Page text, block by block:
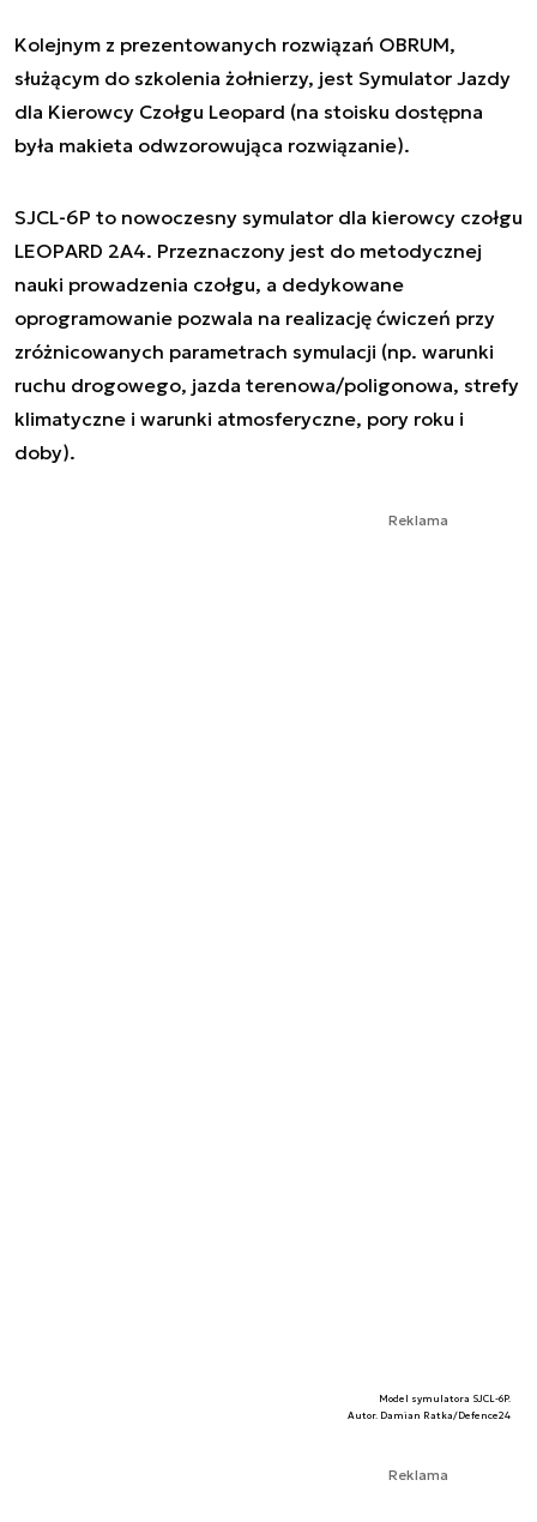
Kolejnym z prezentowanych rozwiązań OBRUM,
służącym do szkolenia żołnierzy, jest Symulator Jazdy
dla Kierowcy Czołgu Leopard (na stoisku dostępna
była makieta odwzorowująca rozwiązanie).
SJCL-6P to nowoczesny symulator dla kierowcy czołgu
LEOPARD 2A4. Przeznaczony jest do metodycznej
nauki prowadzenia czołgu, a dedykowane
oprogramowanie pozwala na realizację ćwiczeń przy
zróżnicowanych parametrach symulacji (np. warunki
ruchu drogowego, jazda terenowa/poligonowa, strefy
klimatyczne i warunki atmosferyczne, pory roku i
doby).
Reklama
Model symulatora SJCL-6P.
Autor. Damian Ratka/Defence24
Reklama